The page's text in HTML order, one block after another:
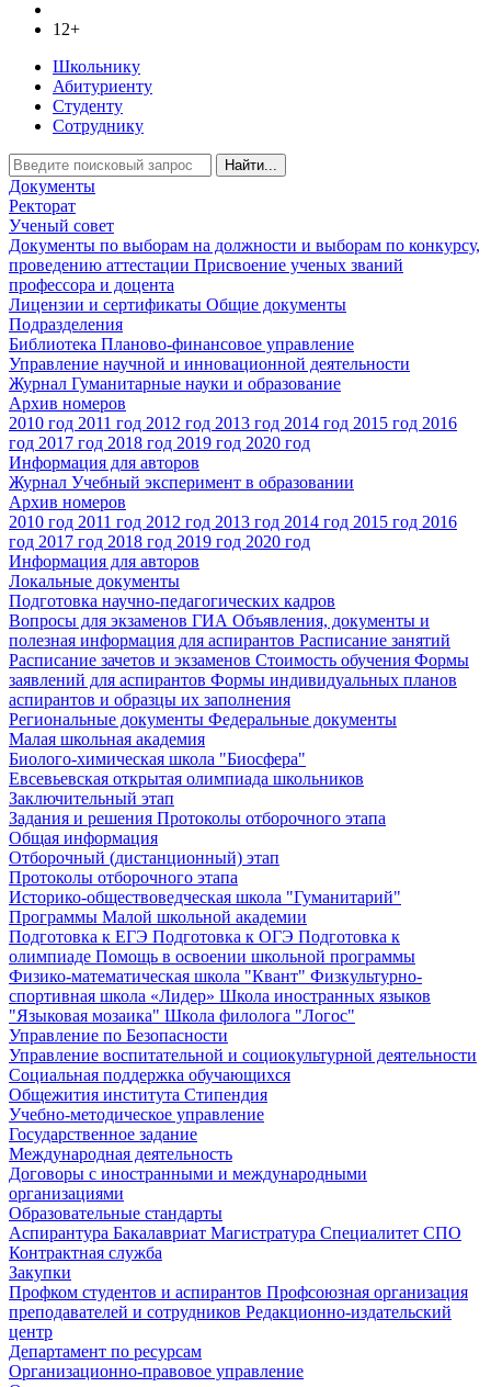
12+
Школьнику
Абитуриенту
Студенту
Сотруднику
Найти...
Документы
Ректорат
Ученый совет
Документы по выборам на должности и выборам по конкурсу,
проведению аттестации Присвоение ученых званий
профессора и доцента
Лицензии и сертификаты Общие документы
Подразделения
Библиотека Планово-финансовое управление
Управление научной и инновационной деятельности
Журнал Гуманитарные науки и образование
Архив номеров
2010 год 2011 год 2012 год 2013 год 2014 год 2015 год 2016
год 2017 год 2018 год 2019 год 2020 год
Информация для авторов
Журнал Учебный эксперимент в образовании
Архив номеров
2010 год 2011 год 2012 год 2013 год 2014 год 2015 год 2016
год 2017 год 2018 год 2019 год 2020 год
Информация для авторов
Локальные документы
Подготовка научно-педагогических кадров
Вопросы для экзаменов ГИА Объявления, документы и
полезная информация для аспирантов Расписание занятий
Расписание зачетов и экзаменов Стоимость обучения Формы
заявлений для аспирантов Формы индивидуальных планов
аспирантов и образцы их заполнения
Региональные документы Федеральные документы
Малая школьная академия
Биолого-химическая школа "Биосфера"
Евсевьевская открытая олимпиада школьников
Заключительный этап
Задания и решения Протоколы отборочного этапа
Общая информация
Отборочный (дистанционный) этап
Протоколы отборочного этапа
Историко-обществоведческая школа "Гуманитарий"
Программы Малой школьной академии
Подготовка к ЕГЭ Подготовка к ОГЭ Подготовка к
олимпиаде Помощь в освоении школьной программы
Физико-математическая школа "Квант" Физкультурно-
спортивная школа «Лидер» Школа иностранных языков
"Языковая мозаика" Школа филолога "Логос"
Управление по Безопасности
Управление воспитательной и социокультурной деятельности
Социальная поддержка обучающихся
Общежития института Стипендия
Учебно-методическое управление
Государственное задание
Международная деятельность
Договоры с иностранными и международными
организациями
Образовательные стандарты
Аспирантура Бакалавриат Магистратура Специалитет СПО
Контрактная служба
Закупки
Профком студентов и аспирантов Профсоюзная организация
преподавателей и сотрудников Редакционно-издательский
центр
Департамент по ресурсам
Организационно-правовое управление